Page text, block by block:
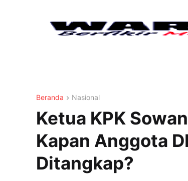
Beranda Nasional
Ketua KPK
Kapan Anggota
Ditangkap?